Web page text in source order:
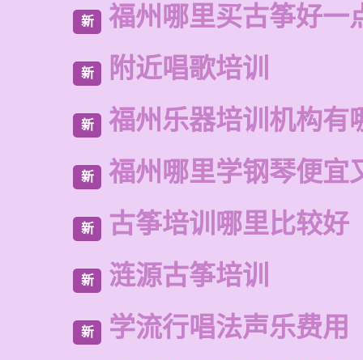
新 福州哪里买古筝好一
新 附近唱歌培训
新 福州乐器培训机构有
新 福州哪里学钢琴便宜
新 古筝培训哪里比较好
新 涟源古筝培训
新 学流行唱法声乐费用